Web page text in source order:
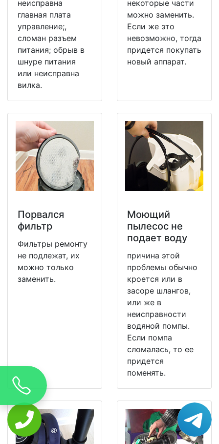
неисправна
главная плата
управление;,
сломан разъем
питания; обрыв в
шнуре питания
или неисправна
вилка.
некоторые части
можно заменить.
Если же это
невозможно, тогда
придется покупать
новый аппарат.
Порвался
фильтр
Фильтры ремонту
не подлежат, их
можно только
заменить.
Моющий
пылесос не
подает воду
причина этой
проблемы обычно
кроется или в
засоре шлангов,
или же в
неисправности
водяной помпы.
Если помпа
сломалась, то ее
придется
поменять.